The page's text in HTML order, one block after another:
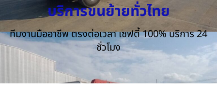
บริการขนย้ายทั่วไทย
ทีมงานมืออาชีพ ตรงต่อเวลา เซฟตี้ 100% บริการ 24
ชั่วโมง